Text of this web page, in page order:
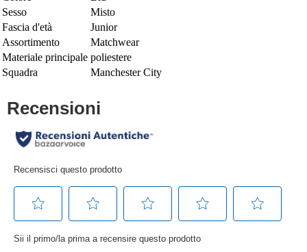
Sesso
Misto
Fascia d'età
Junior
Assortimento
Matchwear
Materiale principale poliestere
Squadra
Manchester City